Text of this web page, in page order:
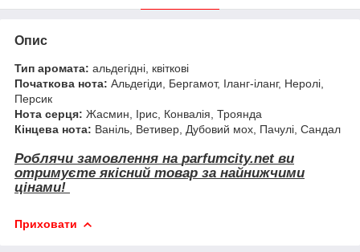
Опис
Тип аромата: альдегідні, квіткові
Початкова нота: Альдегіди, Бергамот, Іланг-іланг, Неролі,
Персик
Нота серця: Жасмин, Ірис, Конвалія, Троянда
Кінцева нота: Ваніль, Ветивер, Дубовий мох, Пачулі, Сандал
Роблячи замовлення на parfumcity.net ви
отримуєте якісний товар за найнижчими
цінами!
Приховати